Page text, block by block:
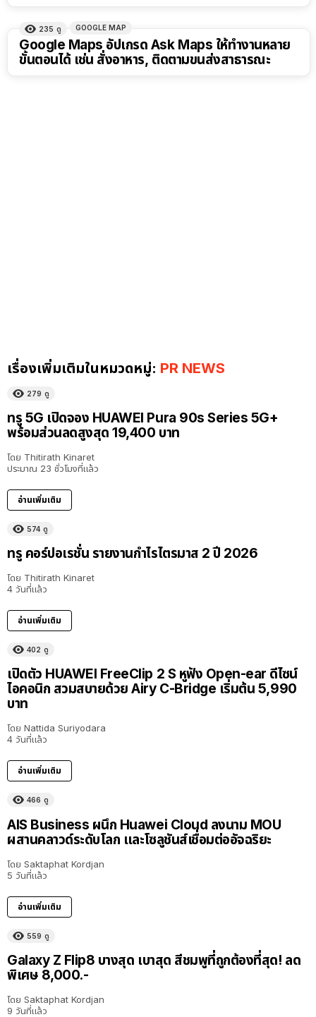
235 ดู GOOGLE MAP
Google Maps อัปเกรด Ask Maps ให้ทำงานหลาย
ขั้นตอนได้ เช่น สั่งอาหาร, ติดตามขนส่งสาธารณะ
เรื่องเพิ่มเติมในหมวดหมู่: PR NEWS
279 ดู
ทรู 5G เปิดจอง HUAWEI Pura 90s Series 5G+
พร้อมส่วนลดสูงสุด 19,400 บาท
โดย Thitirath Kinaret
ประมาณ 23 ชั่วโมงที่แล้ว
อ่านเพิ่มเติม
574 ดู
ทรู คอร์ปอเรชั่น รายงานกำไรไตรมาส 2 ปี 2026
โดย Thitirath Kinaret
4 วันที่แล้ว
อ่านเพิ่มเติม
402 ดู
เปิดตัว HUAWEI FreeClip 2 S หูฟัง Open-ear ดีไซน์
ไอคอนิก สวมสบายด้วย Airy C-Bridge เริ่มต้น 5,990
บาท
โดย Nattida Suriyodara
4 วันที่แล้ว
อ่านเพิ่มเติม
466 ดู
AIS Business ผนึก Huawei Cloud ลงนาม MOU
ผสานคลาวด์ระดับโลก และโซลูชันส์เชื่อมต่ออัจฉริยะ
โดย Saktaphat Kordjan
5 วันที่แล้ว
อ่านเพิ่มเติม
559 ดู
Galaxy Z Flip8 บางสุด เบาสุด สีชมพูที่ถูกต้องที่สุด! ลด
พิเศษ 8,000.-
โดย Saktaphat Kordjan
9 วันที่แล้ว